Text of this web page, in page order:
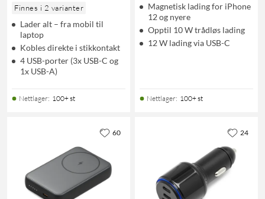
Finnes i 2 varianter
Lader alt – fra mobil til
laptop
Kobles direkte i stikkontakt
4 USB-porter (3x USB-C og
1x USB-A)
Nettlager: 100+ st
Magnetisk lading for iPhone
12 og nyere
Opptil 10 W trådløs lading
12 W lading via USB-C
Nettlager: 100+ st
60 24